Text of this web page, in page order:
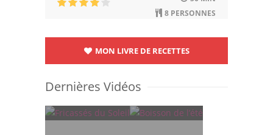
8 PERSONNES
MON LIVRE DE RECETTES
Dernières Vidéos